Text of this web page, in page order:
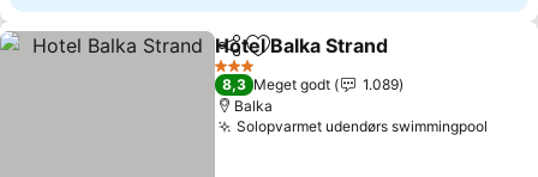
Del Føj til favoritter
Hotel Balka Strand
3 Stjerner
8,3 Meget godt
1.089
Balka
Solopvarmet udendørs swimmingpool